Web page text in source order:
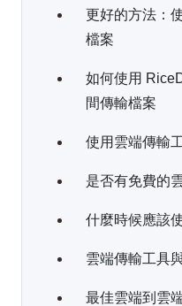
更好的方法：
檔案
如何使用
間傳輸檔案
使用雲端傳輸
是否有免費的
什麼時候應該
雲端傳輸工具
最佳雲端到雲